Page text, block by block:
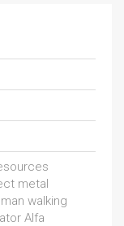
metal
walking
Alfa